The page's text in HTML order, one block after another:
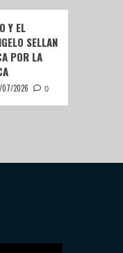
Y EL
SELLAN
POR LA
2026 0